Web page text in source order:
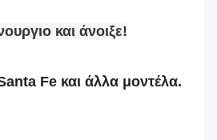
και άνοιξε!
Fe και άλλα μοντέλα.